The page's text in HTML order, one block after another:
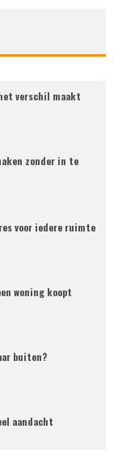
verschil maakt
zonder in te
voor iedere ruimte
woning koopt
buiten?
aandacht